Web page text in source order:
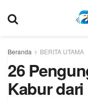
Beranda BERITA UTAMA
26
Kabur